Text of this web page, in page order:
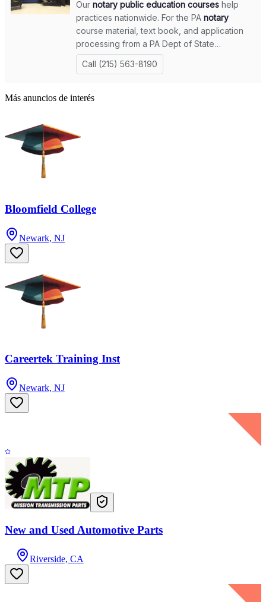
Más anuncios de interés
Bloomfield College
Newark, NJ
Careertek Training Inst
Newark, NJ
New and Used Automotive Parts
Riverside, CA